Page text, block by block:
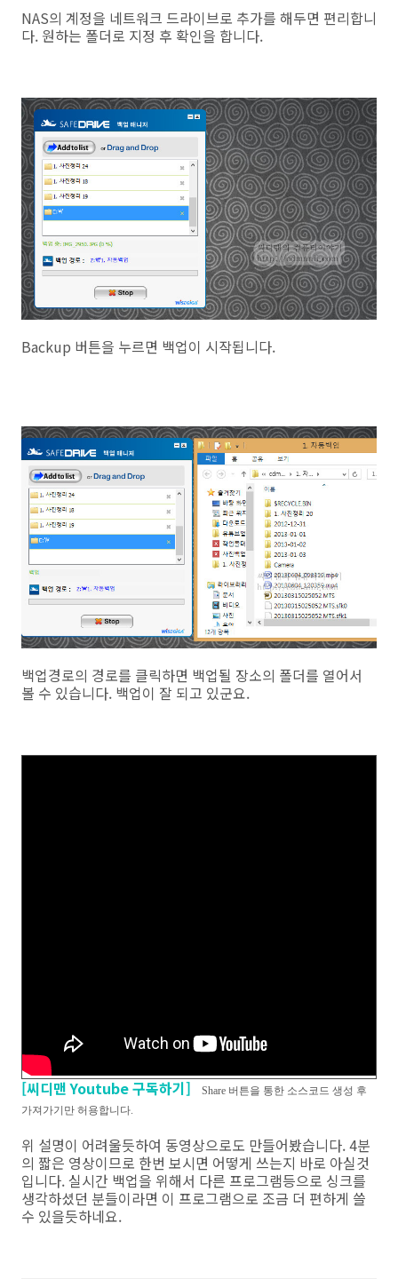
NAS의 계정을 네트워크 드라이브로 추가를 해두면 편리합니
다. 원하는 폴더로 지정 후 확인을 합니다.
Backup 버튼을 누르면 백업이 시작됩니다.
백업경로의 경로를 클릭하면 백업될 장소의 폴더를 열어서
볼 수 있습니다. 백업이 잘 되고 있군요.
[씨디맨 Youtube 구독하기]
Share 버튼을 통한 소스코드 생성 후
가져가기만 허용합니다.
위 설명이 어려울듯하여 동영상으로도 만들어봤습니다. 4분
의 짧은 영상이므로 한번 보시면 어떻게 쓰는지 바로 아실것
입니다. 실시간 백업을 위해서 다른 프로그램등으로 싱크를
생각하셨던 분들이라면 이 프로그램으로 조금 더 편하게 쓸
수 있을듯하네요.